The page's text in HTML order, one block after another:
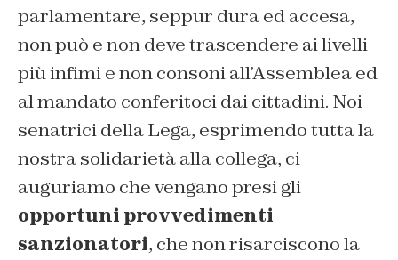
parlamentare, seppur dura ed accesa,
non può e non deve trascendere ai livelli
più infimi e non consoni all’Assemblea ed
al mandato conferitoci dai cittadini. Noi
senatrici della Lega, esprimendo tutta la
nostra solidarietà alla collega, ci
auguriamo che vengano presi gli
opportuni provvedimenti
sanzionatori, che non risarciscono la